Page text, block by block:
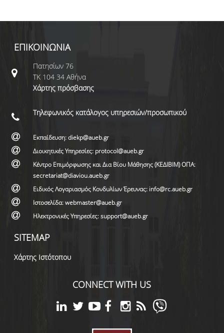
ΕΠΙΚΟΙΝΩΝΙΑ
Πατησίων 76
ΤΚ 104 34 Αθήνα
Χάρτης πρόσβασης
Τηλεφωνικός κατάλογος υπηρεσιών/προσωπικού
Εκπαίδευση: diekp@aueb.gr
Διοικητικές Υπηρεσίες: protocol@aueb.gr
Κέντρο Επιμόρφωσης και Δια Βίου Μάθησης (ΚΕΔΙΒΙΜ) ΟΠΑ:
secretariat@diaviou.aueb.gr
Ειδικός Λογαριασμός Κονδυλίων Έρευνας: info@rc.aueb.gr
Ιστοσελίδα: webmaster@aueb.gr
Ηλεκτρονικές Υπηρεσίες: support@aueb.gr
SITEMAP
Χάρτης Ιστότοπου
CONNECT WITH US